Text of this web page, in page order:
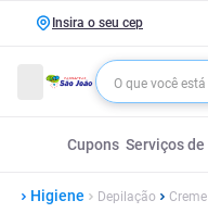
Insira o seu cep
Cupons Serviços de
Higiene Depilação